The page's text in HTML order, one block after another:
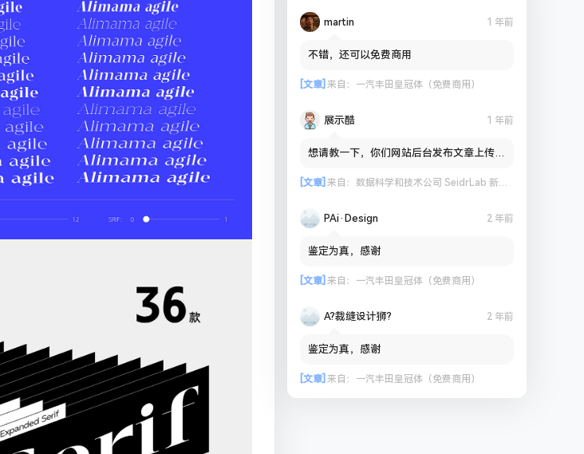
martin 1 年前
不错，还可以免费商用
[文章] 来自： 一汽丰田皇冠体（免费商用）
展示酷 1 年前
想请教一下，你们网站后台发布文章上传图
[文章] 来自： 数据科学和技术公司 SeidrLab 新标志
PAi·Design 2 年前
鉴定为真，感谢
[文章] 来自： 一汽丰田皇冠体（免费商用）
A?裁缝设计狮? 2 年前
鉴定为真，感谢
[文章] 来自： 一汽丰田皇冠体（免费商用）